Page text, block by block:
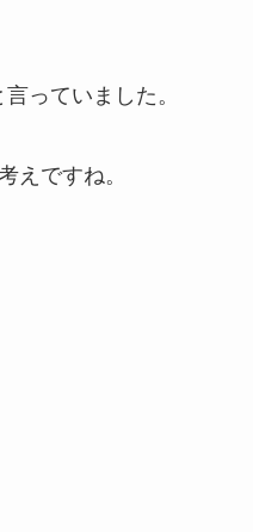
っていました。
えですね。